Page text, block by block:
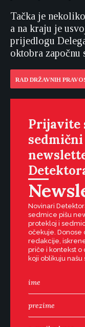
Tačka je
a na kraju je
prijedlogu
oktobra započnu
RAD DRŽAVNIH
Prijavite
sedmični
Novinari
sedmice pišu
protekloj i
očekuje. Donose
redakcije,
priče i kontekst
koji oblikuju našu